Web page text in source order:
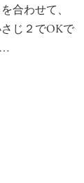
合わせて、
じ２でOKで